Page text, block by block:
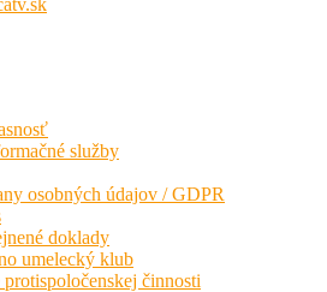
služby
osobných údajov / GDPR
doklady
umelecký klub
činnosti